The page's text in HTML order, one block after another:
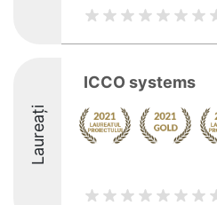
Laureați
ICCO systems